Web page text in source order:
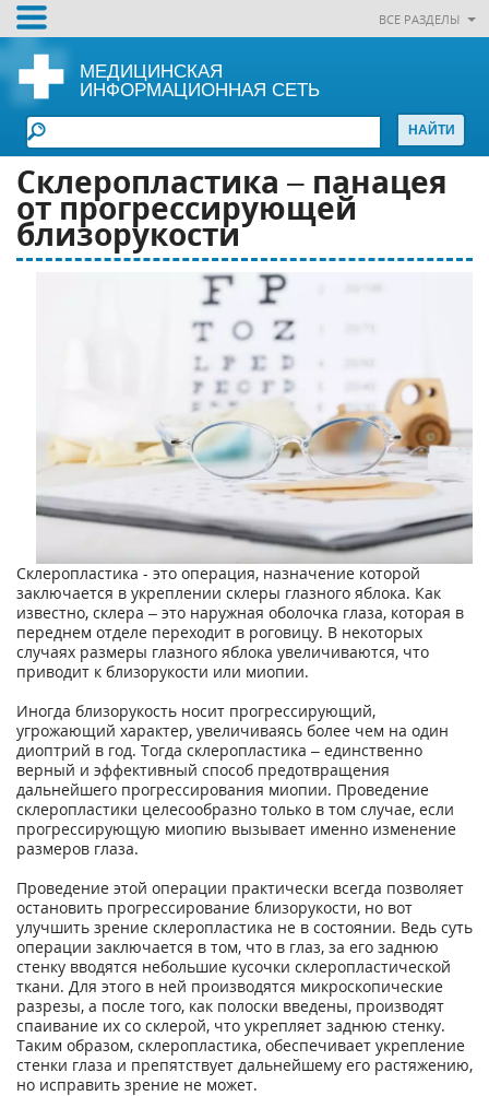
ВСЕ РАЗДЕЛЫ
МЕДИЦИНСКАЯ
ИНФОРМАЦИОННАЯ СЕТЬ
Склеропластика – панацея
от прогрессирующей
близорукости
Склеропластика - это операция, назначение которой
заключается в укреплении склеры глазного яблока. Как
известно, склера – это наружная оболочка глаза, которая в
переднем отделе переходит в роговицу. В некоторых
случаях размеры глазного яблока увеличиваются, что
приводит к близорукости или миопии.
Иногда близорукость носит прогрессирующий,
угрожающий характер, увеличиваясь более чем на один
диоптрий в год. Тогда склеропластика – единственно
верный и эффективный способ предотвращения
дальнейшего прогрессирования миопии. Проведение
склеропластики целесообразно только в том случае, если
прогрессирующую миопию вызывает именно изменение
размеров глаза.
Проведение этой операции практически всегда позволяет
остановить прогрессирование близорукости, но вот
улучшить зрение склеропластика не в состоянии. Ведь суть
операции заключается в том, что в глаз, за его заднюю
стенку вводятся небольшие кусочки склеропластической
ткани. Для этого в ней производятся микроскопические
разрезы, а после того, как полоски введены, производят
спаивание их со склерой, что укрепляет заднюю стенку.
Таким образом, склеропластика, обеспечивает укрепление
стенки глаза и препятствует дальнейшему его растяжению,
но исправить зрение не может.